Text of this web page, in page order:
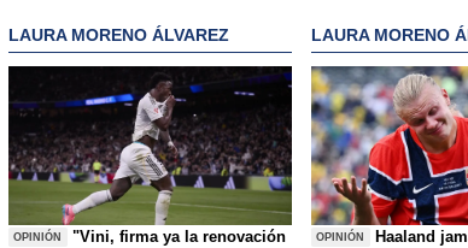
LAURA MORENO ÁLVAREZ
OPINIÓN
"Vini, firma ya la renovación
LAURA MORENO
OPINIÓN
Haaland